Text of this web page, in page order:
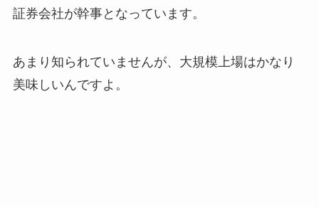
証券会社が幹事となっています。
あまり知られていませんが、大規模上場はかなり
美味しいんですよ。